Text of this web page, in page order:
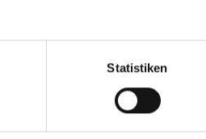
Statistiken
€